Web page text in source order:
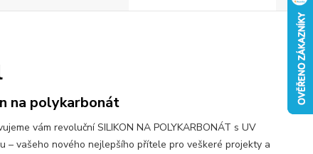
na polykarbonát
vám revoluční SILIKON NA POLYKARBONÁT s UV
– vašeho nového nejlepšího přítele pro veškeré projekty a